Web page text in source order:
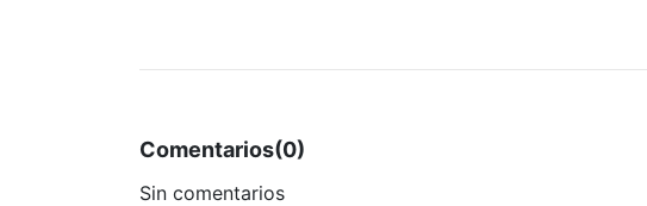
Comentarios(0)
Sin comentarios